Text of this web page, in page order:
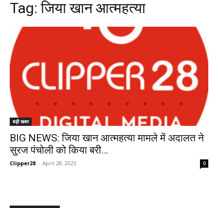
Tag:जिया खान आत्महत्या
बड़ी खबर
BIG NEWS: जिया खान आत्महत्या मामले में अदालत ने
सुरज पंचोली को किया बरी…
Clipper28 - April 28, 2023 0